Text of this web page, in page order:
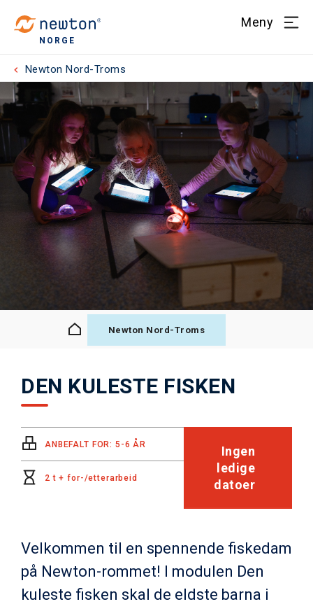
NORGE
Meny
Newton Nord-Troms
Newton Nord-Troms
DEN KULESTE FISKEN
ANBEFALT FOR: 5-6 ÅR
2 t + for-/etterarbeid
Ingen
ledige
datoer
Velkommen til en spennende fiskedam
på Newton-rommet! I modulen Den
kuleste fisken skal de eldste barna i